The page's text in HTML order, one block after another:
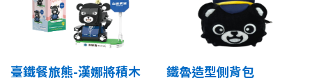
臺鐵餐旅熊-漢娜將積木
鐵魯造型側背包